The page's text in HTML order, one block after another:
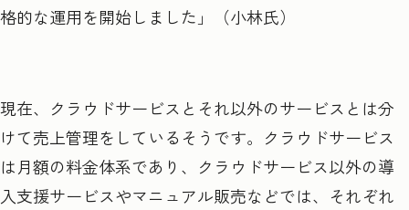
格的な運用を開始しました」（小林氏）
現在、クラウドサービスとそれ以外のサービスとは分
けて売上管理をしているそうです。クラウドサービス
は月額の料金体系であり、クラウドサービス以外の導
入支援サービスやマニュアル販売などでは、それぞれ